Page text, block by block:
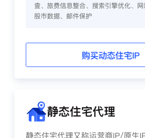
查、旅费信息整合、搜索引擎优化、
股市数据、邮件保护
购买动态住宅IP
静态住宅代理
静态住宅代理又称运营商IP/原生